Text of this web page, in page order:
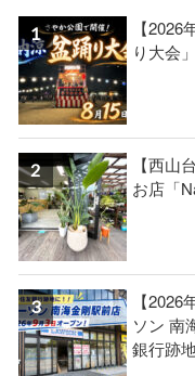
【
り大会
【西山
お店「
【
ソン 南
銀行跡